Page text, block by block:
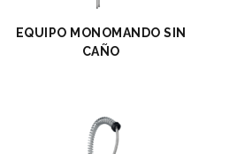
EQUIPO MONOMANDO SIN
CAÑO